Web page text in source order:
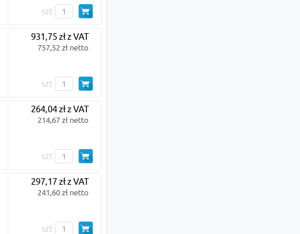
szt
931,75 zł z VAT
757,52 zł netto
szt
264,04 zł z VAT
214,67 zł netto
szt
297,17 zł z VAT
241,60 zł netto
szt